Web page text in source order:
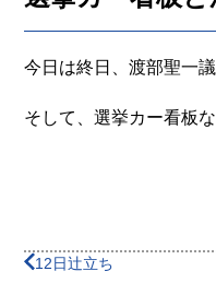
今日は終日、渡部聖一
そして、選挙カー看板
12日辻立ち